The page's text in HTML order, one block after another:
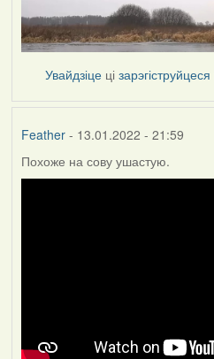
Увайдзіце цізарэгіструйцеся
Feather- 13.01.2022 - 21:59
Похоже на сову ушастую.